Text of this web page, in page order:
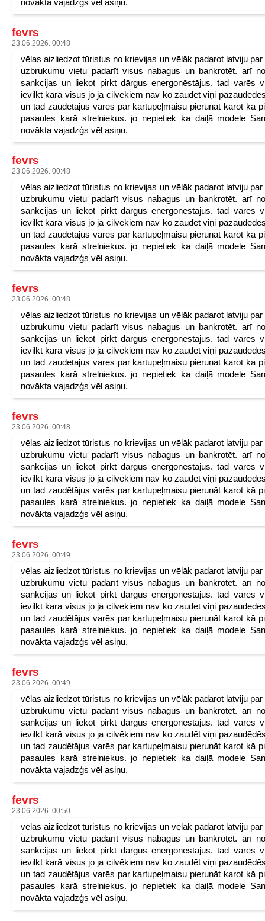
novākta vajadzģs vēl asiņu.
fevrs
23.06.2026. 00:48
vēlas aizliedzot tūristus no krievijas un vēlāk padarot latviju par
uzbrukumu vietu padarīt visus nabagus un bankrotēt. arī
sankcijas un liekot pirkt dārgus energonēstājus. tad varēs
ievilkt karā visus jo ja cilvēkiem nav ko zaudēt viņi
un tad zaudētājus varēs par kartupeļmaisu pierunāt karot kā
pasaules karā strelniekus. jo nepietiek ka daiļā modele
novākta vajadzģs vēl asiņu.
fevrs
23.06.2026. 00:48
vēlas aizliedzot tūristus no krievijas un vēlāk padarot latviju par
uzbrukumu vietu padarīt visus nabagus un bankrotēt. arī
sankcijas un liekot pirkt dārgus energonēstājus. tad varēs
ievilkt karā visus jo ja cilvēkiem nav ko zaudēt viņi
un tad zaudētājus varēs par kartupeļmaisu pierunāt karot kā
pasaules karā strelniekus. jo nepietiek ka daiļā modele
novākta vajadzģs vēl asiņu.
fevrs
23.06.2026. 00:48
vēlas aizliedzot tūristus no krievijas un vēlāk padarot latviju par
uzbrukumu vietu padarīt visus nabagus un bankrotēt. arī
sankcijas un liekot pirkt dārgus energonēstājus. tad varēs
ievilkt karā visus jo ja cilvēkiem nav ko zaudēt viņi
un tad zaudētājus varēs par kartupeļmaisu pierunāt karot kā
pasaules karā strelniekus. jo nepietiek ka daiļā modele
novākta vajadzģs vēl asiņu.
fevrs
23.06.2026. 00:48
vēlas aizliedzot tūristus no krievijas un vēlāk padarot latviju par
uzbrukumu vietu padarīt visus nabagus un bankrotēt. arī
sankcijas un liekot pirkt dārgus energonēstājus. tad varēs
ievilkt karā visus jo ja cilvēkiem nav ko zaudēt viņi
un tad zaudētājus varēs par kartupeļmaisu pierunāt karot kā
pasaules karā strelniekus. jo nepietiek ka daiļā modele
novākta vajadzģs vēl asiņu.
fevrs
23.06.2026. 00:49
vēlas aizliedzot tūristus no krievijas un vēlāk padarot latviju par
uzbrukumu vietu padarīt visus nabagus un bankrotēt. arī
sankcijas un liekot pirkt dārgus energonēstājus. tad varēs
ievilkt karā visus jo ja cilvēkiem nav ko zaudēt viņi
un tad zaudētājus varēs par kartupeļmaisu pierunāt karot kā
pasaules karā strelniekus. jo nepietiek ka daiļā modele
novākta vajadzģs vēl asiņu.
fevrs
23.06.2026. 00:49
vēlas aizliedzot tūristus no krievijas un vēlāk padarot latviju par
uzbrukumu vietu padarīt visus nabagus un bankrotēt. arī
sankcijas un liekot pirkt dārgus energonēstājus. tad varēs
ievilkt karā visus jo ja cilvēkiem nav ko zaudēt viņi
un tad zaudētājus varēs par kartupeļmaisu pierunāt karot kā
pasaules karā strelniekus. jo nepietiek ka daiļā modele
novākta vajadzģs vēl asiņu.
fevrs
23.06.2026. 00:50
vēlas aizliedzot tūristus no krievijas un vēlāk padarot latviju par
uzbrukumu vietu padarīt visus nabagus un bankrotēt. arī
sankcijas un liekot pirkt dārgus energonēstājus. tad varēs
ievilkt karā visus jo ja cilvēkiem nav ko zaudēt viņi
un tad zaudētājus varēs par kartupeļmaisu pierunāt karot kā
pasaules karā strelniekus. jo nepietiek ka daiļā modele
novākta vajadzģs vēl asiņu.